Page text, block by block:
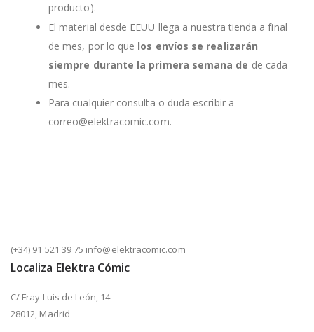
producto).
El material desde EEUU llega a nuestra tienda a final
de mes, por lo que los envíos se realizarán
siempre durante la primera semana de de cada
mes.
Para cualquier consulta o duda escribir a
correo@elektracomic.com.
(+34) 91 521 39 75 info@elektracomic.com
Localiza Elektra Cómic
C/ Fray Luis de León, 14
28012, Madrid